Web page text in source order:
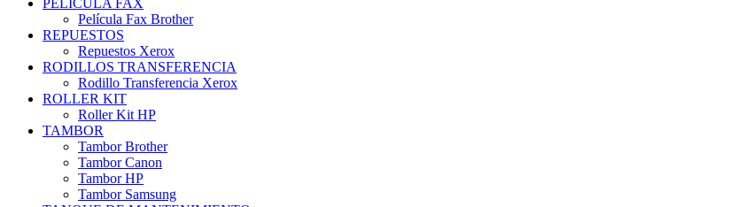
PELÍCULA FAX
Película Fax Brother
REPUESTOS
Repuestos Xerox
RODILLOS TRANSFERENCIA
Rodillo Transferencia Xerox
ROLLER KIT
Roller Kit HP
TAMBOR
Tambor Brother
Tambor Canon
Tambor HP
Tambor Samsung